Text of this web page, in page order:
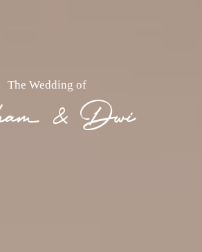
The Wedding of
& Dwi